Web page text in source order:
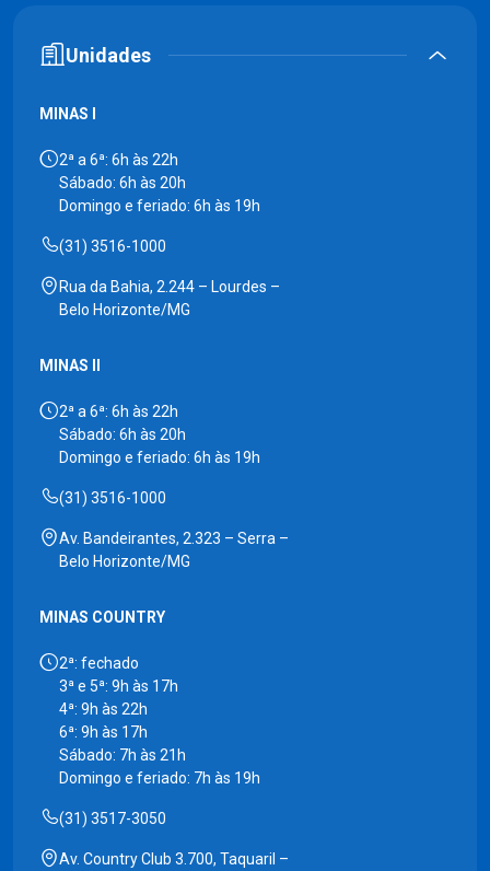
Unidades
MINAS I
2ª a 6ª: 6h às 22h
Sábado: 6h às 20h
Domingo e feriado: 6h às 19h
(31) 3516-1000
Rua da Bahia, 2.244 – Lourdes –
Belo Horizonte/MG
MINAS II
2ª a 6ª: 6h às 22h
Sábado: 6h às 20h
Domingo e feriado: 6h às 19h
(31) 3516-1000
Av. Bandeirantes, 2.323 – Serra –
Belo Horizonte/MG
MINAS COUNTRY
2ª: fechado
3ª e 5ª: 9h às 17h
4ª: 9h às 22h
6ª: 9h às 17h
Sábado: 7h às 21h
Domingo e feriado: 7h às 19h
(31) 3517-3050
Av. Country Club 3.700, Taquaril –